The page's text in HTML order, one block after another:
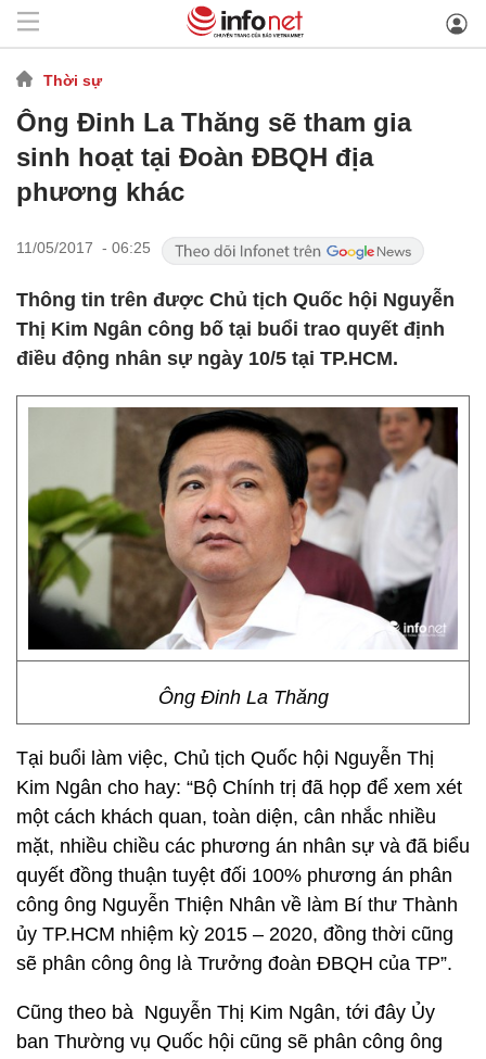
Thời sự
Ông Đinh La Thăng sẽ tham gia
sinh hoạt tại Đoàn ĐBQH địa
phương khác
11/05/2017 - 06:25
Thông tin trên được Chủ tịch Quốc hội Nguyễn
Thị Kim Ngân công bố tại buổi trao quyết định
điều động nhân sự ngày 10/5 tại TP.HCM.
Ông Đinh La Thăng
Tại buổi làm việc, Chủ tịch Quốc hội Nguyễn Thị
Kim Ngân cho hay: “Bộ Chính trị đã họp để xem xét
một cách khách quan, toàn diện, cân nhắc nhiều
mặt, nhiều chiều các phương án nhân sự và đã biểu
quyết đồng thuận tuyệt đối 100% phương án phân
công ông Nguyễn Thiện Nhân về làm Bí thư Thành
ủy TP.HCM nhiệm kỳ 2015 – 2020, đồng thời cũng
sẽ phân công ông là Trưởng đoàn ĐBQH của TP”.
Cũng theo bà Nguyễn Thị Kim Ngân, tới đây Ủy
ban Thường vụ Quốc hội cũng sẽ phân công ông